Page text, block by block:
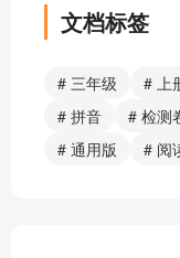
文档标签
# 三年级 # 上
# 拼音
# 检测
# 通用版
# 阅